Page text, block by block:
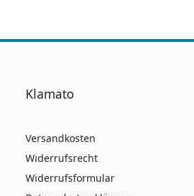
Klamato
Versandkosten
Widerrufsrecht
Widerrufsformular